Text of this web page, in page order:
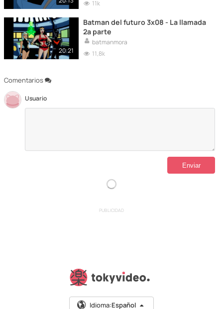
Comentarios
Usuario
11k
20:21
Batman del futuro 3x08 - La llamada
2ª parte
batmanmora
11,8k
PUBLICIDAD
Idioma:Español